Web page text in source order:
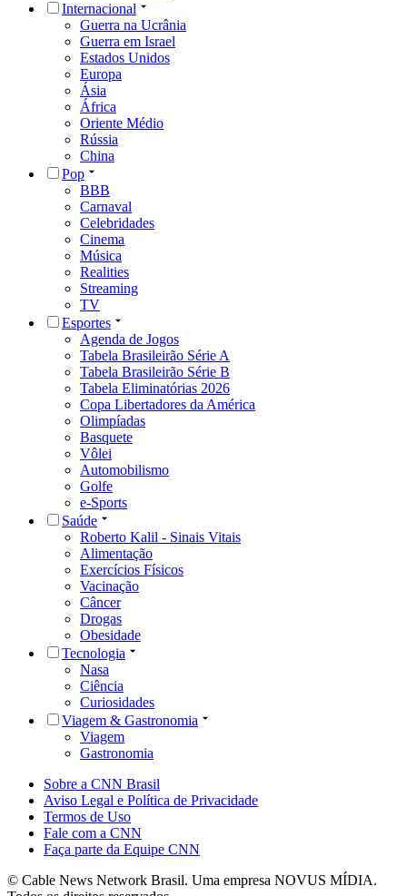
Internacional
Guerra na Ucrânia
Guerra em Israel
Estados Unidos
Europa
Ásia
África
Oriente Médio
Rússia
China
Pop
BBB
Carnaval
Celebridades
Cinema
Música
Realities
Streaming
TV
Esportes
Agenda de Jogos
Tabela Brasileirão Série A
Tabela Brasileirão Série B
Tabela Eliminatórias 2026
Copa Libertadores da América
Olimpíadas
Basquete
Vôlei
Automobilismo
Golfe
e-Sports
Saúde
Roberto Kalil - Sinais Vitais
Alimentação
Exercícios Físicos
Vacinação
Câncer
Drogas
Obesidade
Tecnologia
Nasa
Ciência
Curiosidades
Viagem & Gastronomia
Viagem
Gastronomia
Sobre a CNN Brasil
Aviso Legal e Política de Privacidade
Termos de Uso
Fale com a CNN
Faça parte da Equipe CNN
© Cable News Network Brasil. Uma empresa NOVUS MÍDIA.